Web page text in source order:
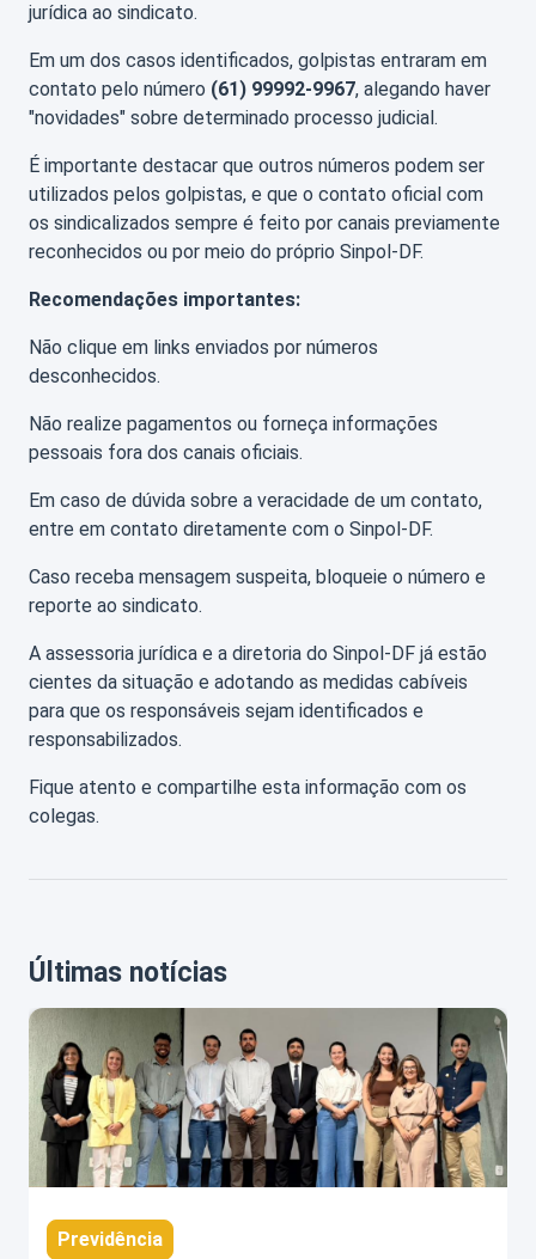
jurídica ao sindicato.
Em um dos casos identificados, golpistas entraram em
contato pelo número (61) 99992-9967, alegando haver
"novidades" sobre determinado processo judicial.
É importante destacar que outros números podem ser
utilizados pelos golpistas, e que o contato oficial com
os sindicalizados sempre é feito por canais previamente
reconhecidos ou por meio do próprio Sinpol-DF.
Recomendações importantes:
Não clique em links enviados por números
desconhecidos.
Não realize pagamentos ou forneça informações
pessoais fora dos canais oficiais.
Em caso de dúvida sobre a veracidade de um contato,
entre em contato diretamente com o Sinpol-DF.
Caso receba mensagem suspeita, bloqueie o número e
reporte ao sindicato.
A assessoria jurídica e a diretoria do Sinpol-DF já estão
cientes da situação e adotando as medidas cabíveis
para que os responsáveis sejam identificados e
responsabilizados.
Fique atento e compartilhe esta informação com os
colegas.
Últimas notícias
Previdência